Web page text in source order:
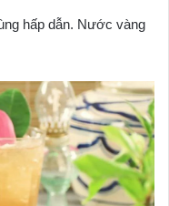
hấp dẫn. Nước vàng